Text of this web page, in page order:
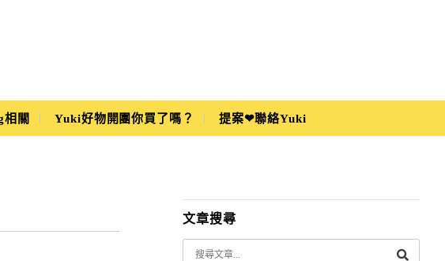
相關 Yuki好物開團你買了嗎？ 提案❤聯絡Yuki
文章搜尋